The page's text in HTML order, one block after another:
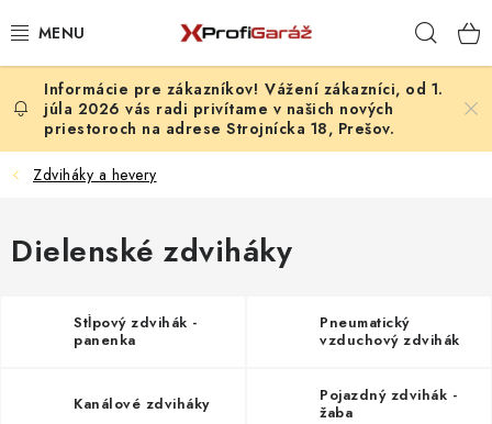
na
REALIZÁCIE & RIEŠENIA
AKCIE A NOVINKY
NÁRADIE PODĽA TYPU OPRAVY
VYBAVENIE DIELNE
Vážení zákazníci, od 1.
júla 2026 vás radi privítame v našich nových
priestoroch na adrese Strojnícka 18, Prešov.
Zdviháky a hevery
Dielenské zdviháky
Stĺpový zdvihák -
panenka
Pneumatický
vzduchový zdvihák
Kanálové zdviháky
Pojazdný zdvihák -
žaba